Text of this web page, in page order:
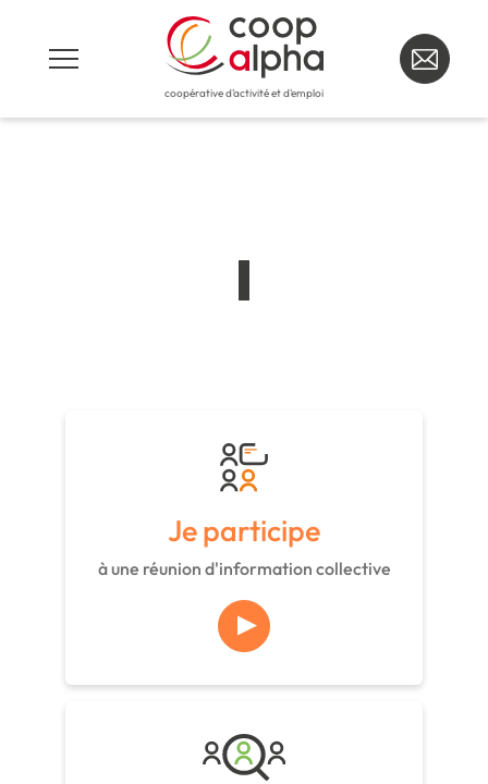
coopérative d'activité et d'emploi
Je participe
à une réunion d'information collective